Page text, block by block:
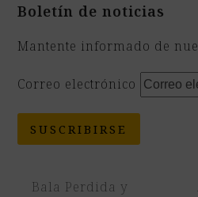
Boletín de noticias
Mantente informado de
Correo electrónico
SUSCRIBIRSE
Bala Perdida y